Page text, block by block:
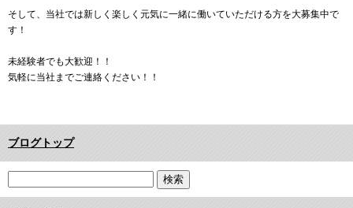
そして、当社では新しく楽しく元気に一緒に働いていただける方を大募集中で
す！
未経験者でも大歓迎！！
気軽に当社までご連絡ください！！
ブログトップ